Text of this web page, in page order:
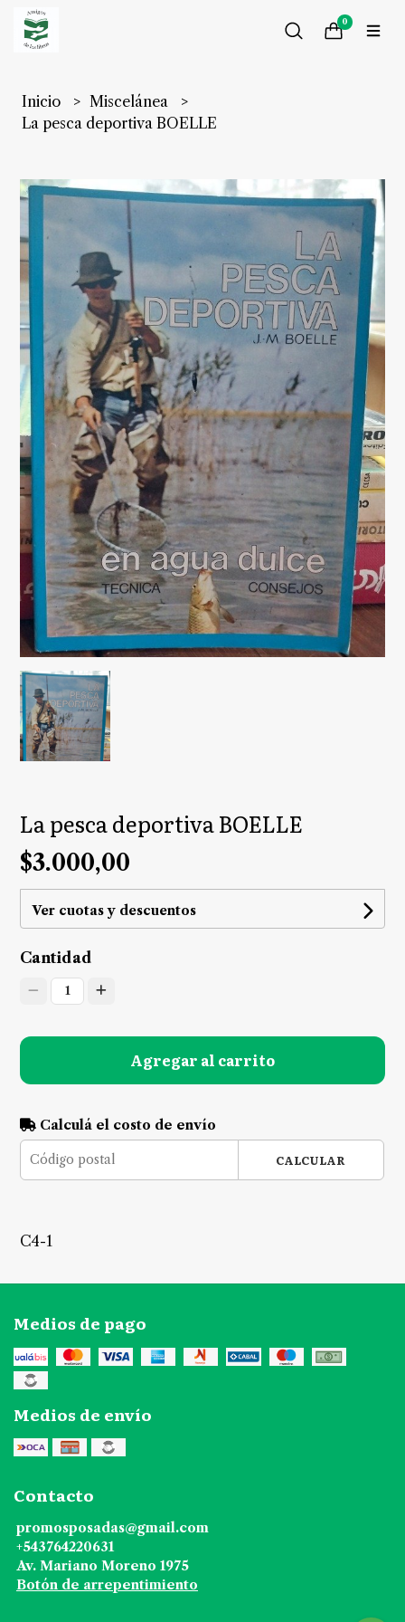
0
Inicio
Miscelánea
La pesca deportiva BOELLE
La pesca deportiva BOELLE
$3.000,00
Ver cuotas y descuentos
Cantidad
1
Agregar al carrito
Calculá el costo de envío
CALCULAR
C4-1
Medios de pago
Medios de envío
Contacto
promosposadas@gmail.com
+543764220631
Av. Mariano Moreno 1975
Botón de arrepentimiento